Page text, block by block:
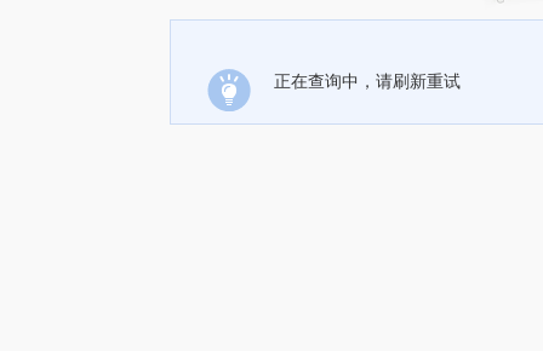
正在查询中，请刷新重试